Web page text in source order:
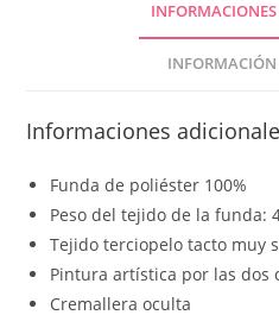
Informaciones
Funda de poliéster 100%
Peso del tejido de la funda:
Tejido terciopelo tacto muy
Pintura artística por las dos
Cremallera oculta